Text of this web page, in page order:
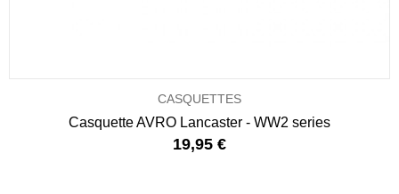
CASQUETTES
Casquette AVRO Lancaster - WW2 series
19,95 €